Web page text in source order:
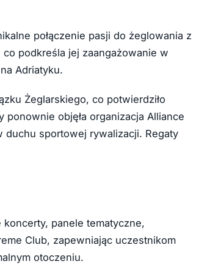
połączenie pasji do żeglowania z
podkreśla jej zaangażowanie w
Adriatyku.
Żeglarskiego, co potwierdziło
objęła organizacja Alliance
duchu sportowej rywalizacji. Regaty
panele tematyczne,
Club, zapewniając uczestnikom
otoczeniu.